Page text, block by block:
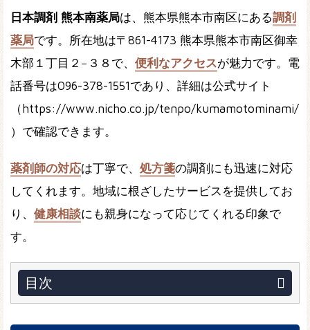
日本調剤 熊本南薬局は、熊本県熊本市南区にある調剤
薬局です。所在地は〒861-4173 熊本県熊本市南区御幸
木部１丁目２−３８で、 便利なアクセスが魅力です。電
話番号は096-378-1551であり、詳細は公式サイト
（https://www.nicho.co.jp/tenpo/kumamotominami/
）で確認できます。
薬剤師の対応は丁寧で、 処方箋の調剤にも迅速に対応
してくれます。地域に根ざしたサービスを提供してお
り、 健康相談にも親身になって応じてくれる印象で
す。
目次